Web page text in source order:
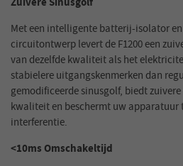
Met een intelligente batterij-isolator
circuitontwerp levert de F1200 een
van dezelfde kwaliteit als het
stabielere uitgangskenmerken dan
gemodificeerde sinusgolf, biedt
kwaliteit en beschermt uw apparatuur
interferentie.
<10ms Omschakeltijd